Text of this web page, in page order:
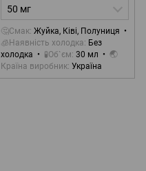
50 мг
🤔Смак Жуйка, Ківі, Полуниця
🧊Наявність холодка Без
холодка
🧪Об`єм 30 мл
🌏
Країна виробник Україна